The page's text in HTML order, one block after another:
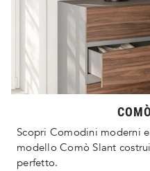
Scopri Comodini moderni
modello Comò Slant
perfetto.